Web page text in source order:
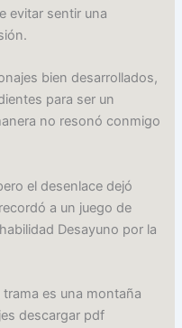
evitar sentir una
bien desarrollados,
para ser un
no resonó conmigo
el desenlace dejó
a un juego de
Desayuno por la
es una montaña
descargar pdf